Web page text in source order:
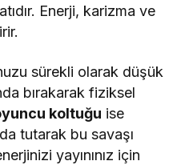
Enerji, karizma ve
sürekli olarak düşük
bırakarak fiziksel
koltuğu ise
tutarak bu savaşı
yayınınız için